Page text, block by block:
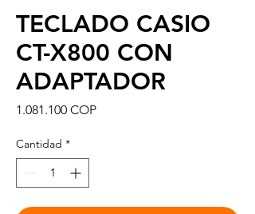
TECLADO CASIO
CT-X800 CON
ADAPTADOR
1.081.100 COPPrecio
Cantidad *